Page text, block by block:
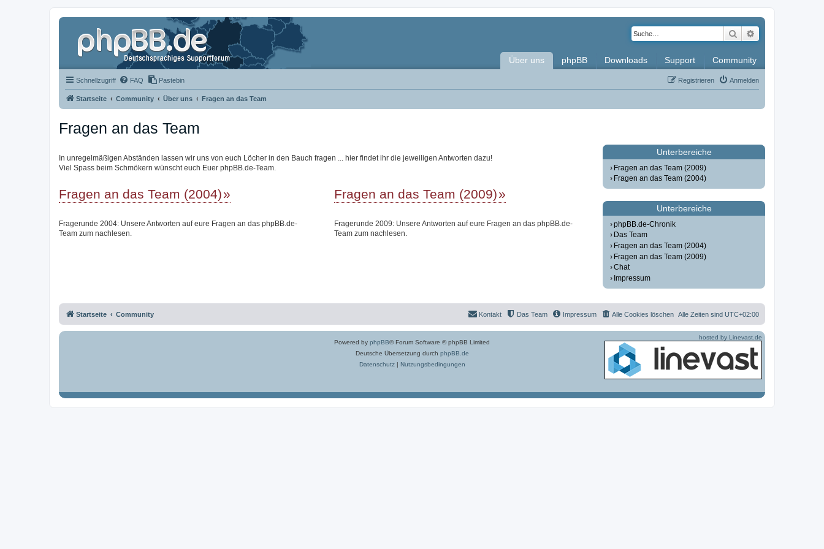
Suche
Über uns phpBB Downloads Support Community
Schnellzugriff FAQ Pastebin Anmelden
Registrieren
Startseite Community Über uns Fragen an das Team
Fragen an das Team
In unregelmäßigen Abständen lassen wir uns von euch Löcher in den Bauch fragen ... hier findet ihr die jeweiligen Antworten dazu!
Viel Spass beim Schmökern wünscht euch Euer phpBB.de-Team.
Fragen an das Team (2004)
Fragerunde 2004: Unsere Antworten auf eure Fragen an das phpBB.de-
Team zum nachlesen.
Fragen an das Team (2009)
Fragerunde 2009: Unsere Antworten auf eure Fragen an das phpBB.de-
Team zum nachlesen.
Unterbereiche
Fragen an das Team (2009)
Fragen an das Team (2004)
Unterbereiche
phpBB.de-Chronik
Das Team
Fragen an das Team (2004)
Fragen an das Team (2009)
Chat
Impressum
Startseite Community Alle Zeiten sind UTC+02:00
Alle Cookies löschen
Impressum
Das Team
Kontakt
Powered by phpBB® Forum Software © phpBB Limited
Deutsche Übersetzung durch phpBB.de
Datenschutz| Nutzungsbedingungen
hosted by Linevast.de